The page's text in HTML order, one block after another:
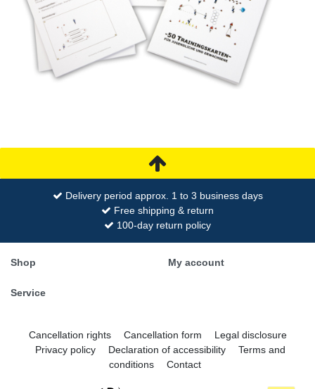
Delivery period approx. 1 to 3 business days
Free shipping & return
100-day return policy
Shop My account
Service
Cancellation rights Cancellation form
Legal disclosure
Privacy policy
Declaration of accessibility
Terms and
conditions
Contact